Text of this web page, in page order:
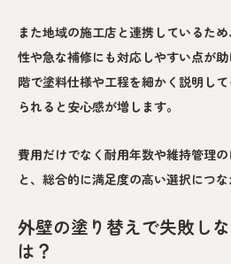
また地域の施工店と連携しているた
性や急な補修にも対応しやすい点が
階で塗料仕様や工程を細かく説明し
られると安心感が増します。
費用だけでなく耐用年数や維持管理
と、総合的に満足度の高い選択につな
外壁の塗り替えで失敗し
は？